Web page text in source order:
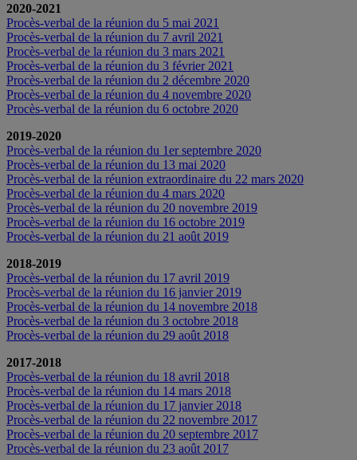
2020-2021
Procès-verbal de la réunion du 5 mai 2021
Procès-verbal de la réunion du 7 avril 2021
Procès-verbal de la réunion du 3 mars 2021
Procès-verbal de la réunion du 3 février 2021
Procès-verbal de la réunion du 2 décembre 2020
Procès-verbal de la réunion du 4 novembre 2020
Procès-verbal de la réunion du 6 octobre 2020
2019-2020
Procès-verbal de la réunion du 1er septembre 2020
Procès-verbal de la réunion du 13 mai 2020
Procès-verbal de la réunion extraordinaire du 22 mars 2020
Procès-verbal de la réunion du 4 mars 2020
Procès-verbal de la réunion du 20 novembre 2019
Procès-verbal de la réunion du 16 octobre 2019
Procès-verbal de la réunion du 21 août 2019
2018-2019
Procès-verbal de la réunion du 17 avril 2019
Procès-verbal de la réunion du 16 janvier 2019
Procès-verbal de la réunion du 14 novembre 2018
Procès-verbal de la réunion du 3 octobre 2018
Procès-verbal de la réunion du 29 août 2018
2017-2018
Procès-verbal de la réunion du 18 avril 2018
Procès-verbal de la réunion du 14 mars 2018
Procès-verbal de la réunion du 17 janvier 2018
Procès-verbal de la réunion du 22 novembre 2017
Procès-verbal de la réunion du 20 septembre 2017
Procès-verbal de la réunion du 23 août 2017